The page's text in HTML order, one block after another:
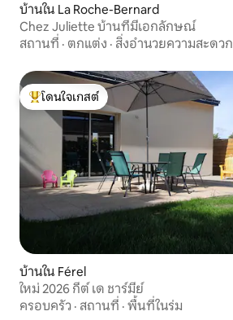
บ้านใน La Roche-Bernard
Chez Juliette บ้านที่มีเอกลักษณ์
สถานที่ · ตกแต่ง · สิ่งอำนวยความสะดวก
โดนใจเกสต์ที่สุด
โดนใจเกสต์
บ้านใน Férel
ใหม่ 2026 กีต์ เด ชาร์มีย์
ครอบครัว · สถานที่ · พื้นที่ในร่ม